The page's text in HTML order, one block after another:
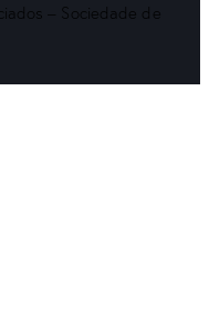
– Sociedade de